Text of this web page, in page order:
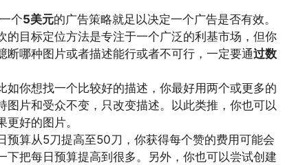
个5美元的广告策略就足以决定一个广告是否有效。
的目标定位方法是专注于一个广泛的利基市场，但你
哪种图片或者描述能行或者不可行，一定要通过数
如你想找一个比较好的描述，你最好用两个或更多的
图片和受众不变，只改变描述。以此类推，你也可以
好的图片。
预算从5刀提高至50刀，你获得每个赞的费用可能会
下把每日预算提高到很多。另外，你也可以尝试创建